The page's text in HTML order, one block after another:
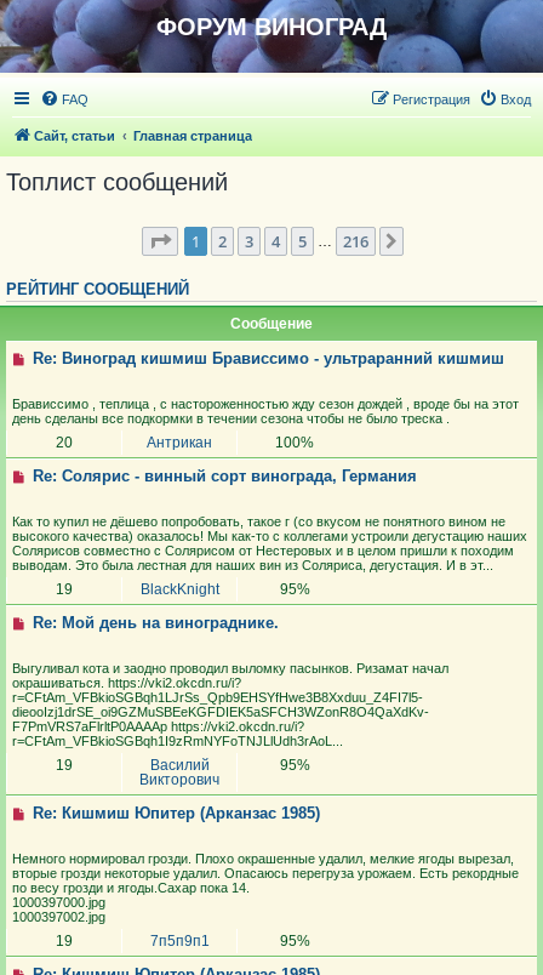
ФОРУМ ВИНОГРАД
FAQ Вход
Регистрация
Сайт, статьи Главная страница
Топлист сообщений
Страница из 1078
1 2 3 4 5 … 216
РЕЙТИНГ СООБЩЕНИЙ
Сообщение
Re: Виноград кишмиш Брависсимо - ультраранний кишмиш
Брависсимо , теплица , с настороженностью жду сезон дождей , вроде бы на этот
день сделаны все подкормки в течении сезона чтобы не было треска .
20 Антрикан 100%
Re: Солярис - винный сорт винограда, Германия
Как то купил не дёшево попробовать, такое г (со вкусом не понятного вином не
высокого качества) оказалось! Мы как-то с коллегами устроили дегустацию наших
Солярисов совместно с Солярисом от Нестеровых и в целом пришли к походим
выводам. Это была лестная для наших вин из Соляриса, дегустация. И в эт...
19 BlackKnight 95%
Re: Мой день на винограднике.
Выгуливал кота и заодно проводил выломку пасынков. Ризамат начал
окрашиваться. https://vki2.okcdn.ru/i?
r=CFtAm_VFBkioSGBqh1LJrSs_Qpb9EHSYfHwe3B8Xxduu_Z4FI7l5-
dieooIzj1drSE_oi9GZMuSBEeKGFDIEK5aSFCH3WZonR8O4QaXdKv-
F7PmVRS7aFlrltP0AAAAp https://vki2.okcdn.ru/i?
r=CFtAm_VFBkioSGBqh1I9zRmNYFoTNJLlUdh3rAoL...
19
Василий
Викторович
95%
Re: Кишмиш Юпитер (Арканзас 1985)
Немного нормировал грозди. Плохо окрашенные удалил, мелкие ягоды вырезал,
вторые грозди некоторые удалил. Опасаюсь перегруза урожаем. Есть рекордные
по весу грозди и ягоды.Сахар пока 14.
1000397000.jpg
1000397002.jpg
19 7п5п9п1 95%